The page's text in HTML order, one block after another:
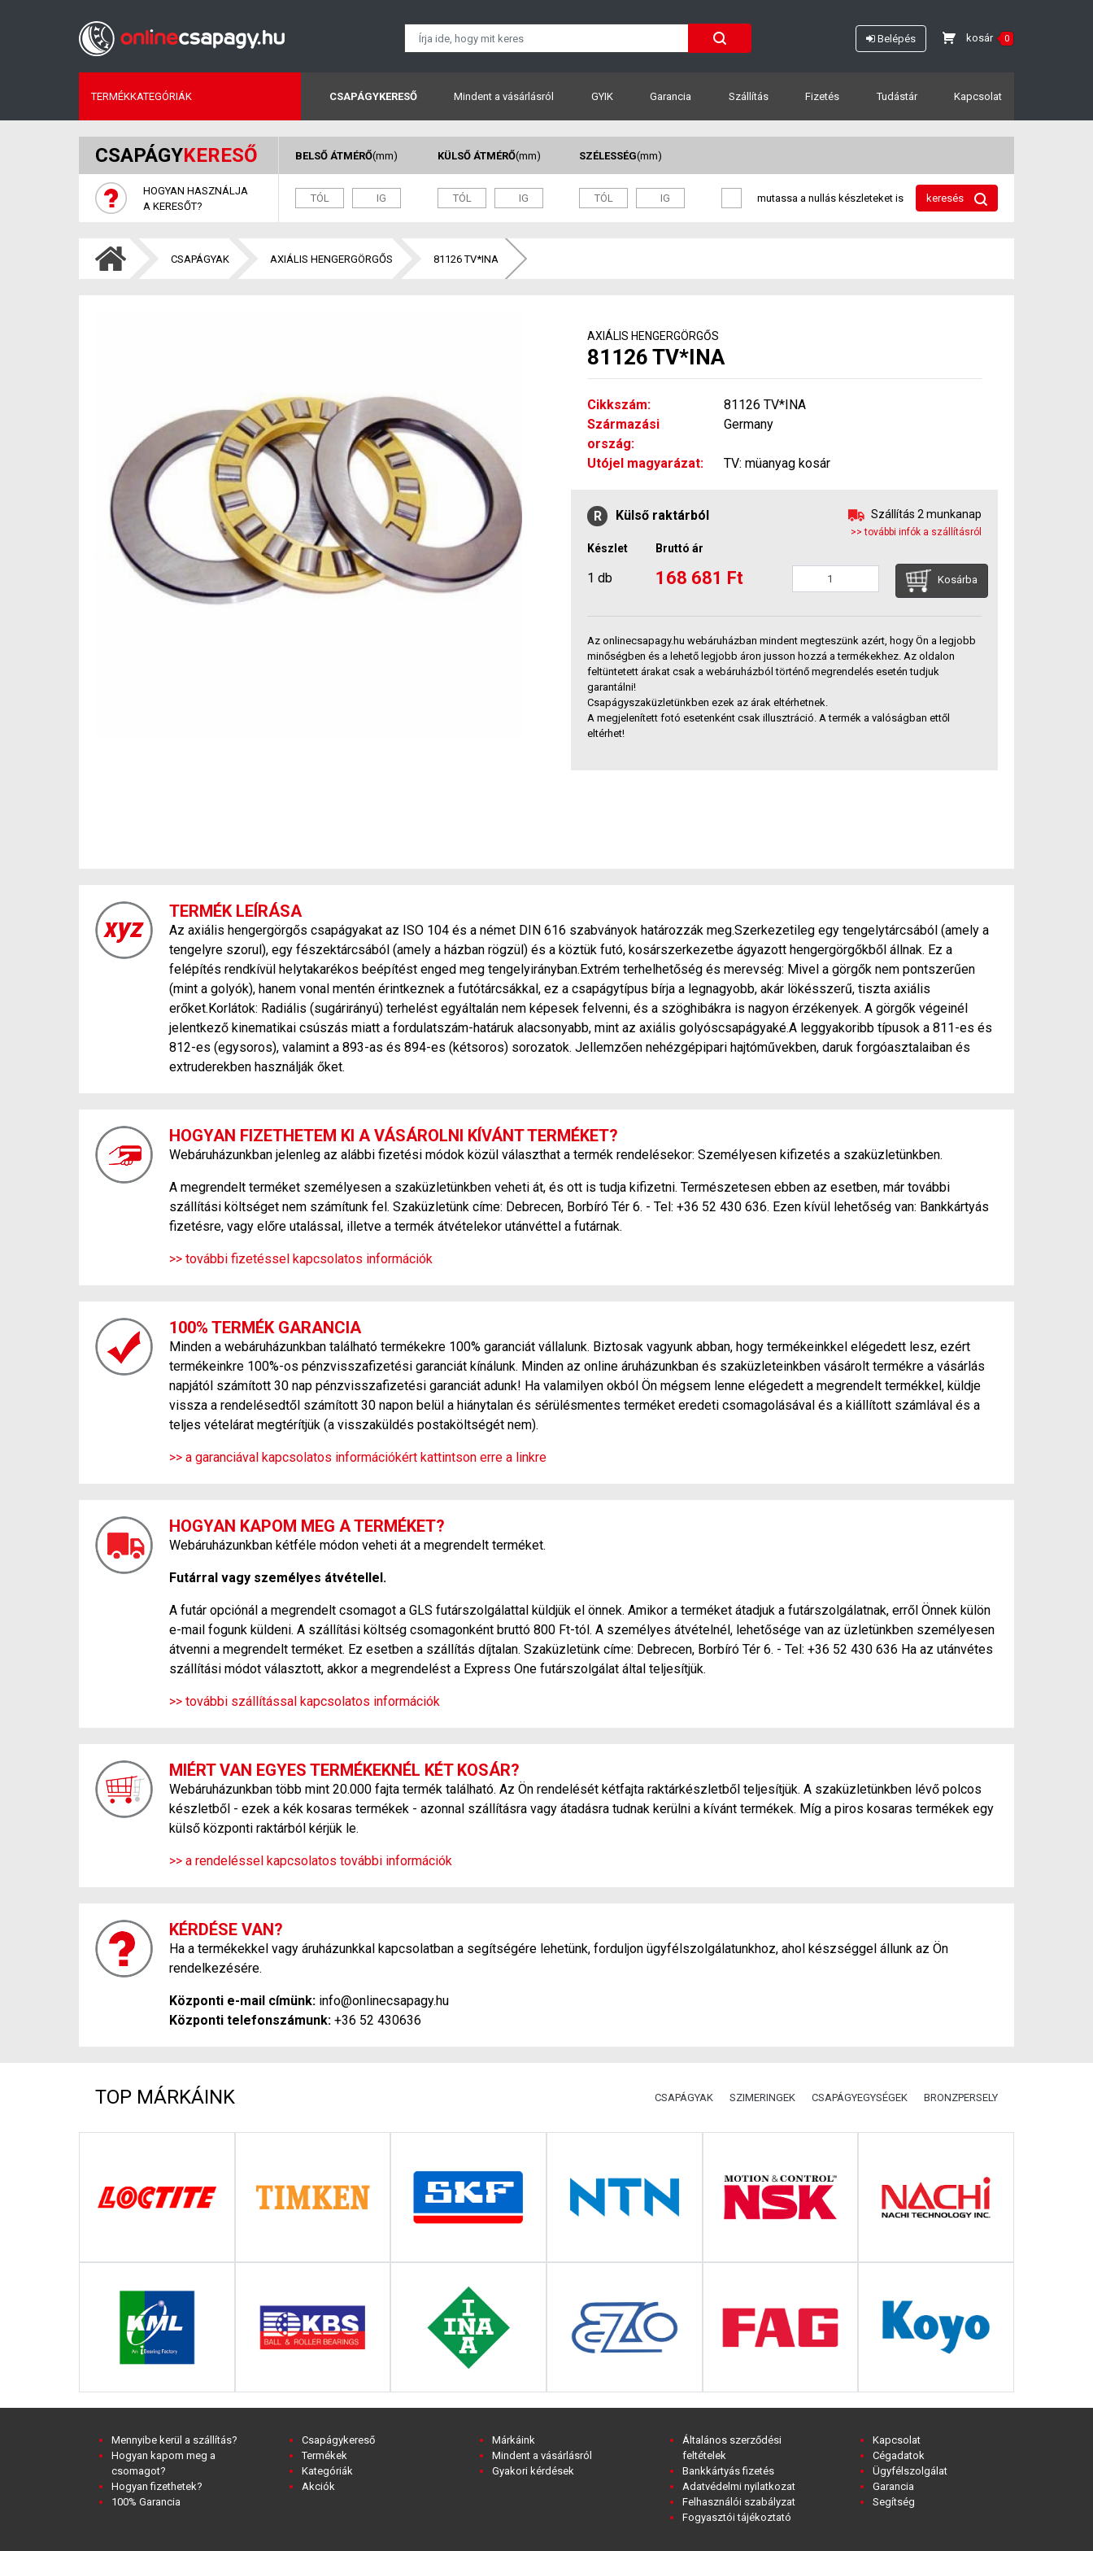
Belépés kosár 0
TERMÉKKATEGÓRIÁK CSAPÁGYKERESŐ Mindent a vásárlásról GYIK Garancia Szállítás Fizetés Tudástár Kapcsolat
CSAPÁGYKERESŐ
HOGYAN HASZNÁLJA
A KERESŐT?
BELSŐ ÁTMÉRŐ(mm) KÜLSŐ ÁTMÉRŐ(mm) SZÉLESSÉG(mm)
mutassa a nullás készleteket is keresés
CSAPÁGYAK AXIÁLIS HENGERGÖRGŐS 81126 TV*INA
AXIÁLIS HENGERGÖRGŐS
81126 TV*INA
Cikkszám:
81126 TV*INA
Származási
ország:
Germany
Utójel magyarázat: TV: müanyag kosár
R Külső raktárból Szállítás 2 munkanap
>> további infók a szállításról
Készlet Bruttó ár
1 db 168 681 Ft Kosárba
Az onlinecsapagy.hu webáruházban mindent megteszünk azért, hogy Ön a legjobb
minőségben és a lehető legjobb áron jusson hozzá a termékekhez. Az oldalon
feltüntetett árakat csak a webáruházból történő megrendelés esetén tudjuk
garantálni!
Csapágyszaküzletünkben ezek az árak eltérhetnek.
A megjelenített fotó esetenként csak illusztráció. A termék a valóságban ettől
eltérhet!
TERMÉK LEÍRÁSA
Az axiális hengergörgős csapágyakat az ISO 104 és a német DIN 616 szabványok határozzák meg.Szerkezetileg egy tengelytárcsából (amely a
tengelyre szorul), egy fészektárcsából (amely a házban rögzül) és a köztük futó, kosárszerkezetbe ágyazott hengergörgőkből állnak. Ez a
felépítés rendkívül helytakarékos beépítést enged meg tengelyirányban.Extrém terhelhetőség és merevség: Mivel a görgők nem pontszerűen
(mint a golyók), hanem vonal mentén érintkeznek a futótárcsákkal, ez a csapágytípus bírja a legnagyobb, akár lökésszerű, tiszta axiális
erőket.Korlátok: Radiális (sugárirányú) terhelést egyáltalán nem képesek felvenni, és a szöghibákra is nagyon érzékenyek. A görgők végeinél
jelentkező kinematikai csúszás miatt a fordulatszám-határuk alacsonyabb, mint az axiális golyóscsapágyaké.A leggyakoribb típusok a 811-es és
812-es (egysoros), valamint a 893-as és 894-es (kétsoros) sorozatok. Jellemzően nehézgépipari hajtóművekben, daruk forgóasztalaiban és
extruderekben használják őket.
HOGYAN FIZETHETEM KI A VÁSÁROLNI KÍVÁNT TERMÉKET?
Webáruházunkban jelenleg az alábbi fizetési módok közül választhat a termék rendelésekor: Személyesen kifizetés a szaküzletünkben.
A megrendelt terméket személyesen a szaküzletünkben veheti át, és ott is tudja kifizetni. Természetesen ebben az esetben, már további
szállítási költséget nem számítunk fel. Szaküzletünk címe: Debrecen, Borbíró Tér 6. - Tel: +36 52 430 636. Ezen kívül lehetőség van: Bankkártyás
fizetésre, vagy előre utalással, illetve a termék átvételekor utánvéttel a futárnak.
>> további fizetéssel kapcsolatos információk
100% TERMÉK GARANCIA
Minden a webáruházunkban található termékekre 100% garanciát vállalunk. Biztosak vagyunk abban, hogy termékeinkkel elégedett lesz, ezért
termékeinkre 100%-os pénzvisszafizetési garanciát kínálunk. Minden az online áruházunkban és szaküzleteinkben vásárolt termékre a vásárlás
napjától számított 30 nap pénzvisszafizetési garanciát adunk! Ha valamilyen okból Ön mégsem lenne elégedett a megrendelt termékkel, küldje
vissza a rendelésedtől számított 30 napon belül a hiánytalan és sérülésmentes terméket eredeti csomagolásával és a kiállított számlával és a
teljes vételárat megtérítjük (a visszaküldés postaköltségét nem).
>> a garanciával kapcsolatos információkért kattintson erre a linkre
HOGYAN KAPOM MEG A TERMÉKET?
Webáruházunkban kétféle módon veheti át a megrendelt terméket.
Futárral vagy személyes átvétellel.
A futár opciónál a megrendelt csomagot a GLS futárszolgálattal küldjük el önnek. Amikor a terméket átadjuk a futárszolgálatnak, erről Önnek külön
e-mail fogunk küldeni. A szállítási költség csomagonként bruttó 800 Ft-tól. A személyes átvételnél, lehetősége van az üzletünkben személyesen
átvenni a megrendelt terméket. Ez esetben a szállítás díjtalan. Szaküzletünk címe: Debrecen, Borbíró Tér 6. - Tel: +36 52 430 636 Ha az utánvétes
szállítási módot választott, akkor a megrendelést a Express One futárszolgálat által teljesítjük.
>> további szállítással kapcsolatos információk
MIÉRT VAN EGYES TERMÉKEKNÉL KÉT KOSÁR?
Webáruházunkban több mint 20.000 fajta termék található. Az Ön rendelését kétfajta raktárkészletből teljesítjük. A szaküzletünkben lévő polcos
készletből - ezek a kék kosaras termékek - azonnal szállításra vagy átadásra tudnak kerülni a kívánt termékek. Míg a piros kosaras termékek egy
külső központi raktárból kérjük le.
>> a rendeléssel kapcsolatos további információk
KÉRDÉSE VAN?
Ha a termékekkel vagy áruházunkkal kapcsolatban a segítségére lehetünk, forduljon ügyfélszolgálatunkhoz, ahol készséggel állunk az Ön
rendelkezésére.
Központi e-mail címünk: info@onlinecsapagy.hu
Központi telefonszámunk: +36 52 430636
TOP MÁRKÁINK CSAPÁGYAK SZIMERINGEK CSAPÁGYEGYSÉGEK BRONZPERSELY
Mennyibe kerül a szállítás?
Hogyan kapom meg a
csomagot?
Hogyan fizethetek?
100% Garancia
Csapágykereső
Termékek
Kategóriák
Akciók
Márkáink
Mindent a vásárlásról
Gyakori kérdések
Általános szerződési
feltételek
Bankkártyás fizetés
Adatvédelmi nyilatkozat
Felhasználói szabályzat
Fogyasztói tájékoztató
Kapcsolat
Cégadatok
Ügyfélszolgálat
Garancia
Segítség